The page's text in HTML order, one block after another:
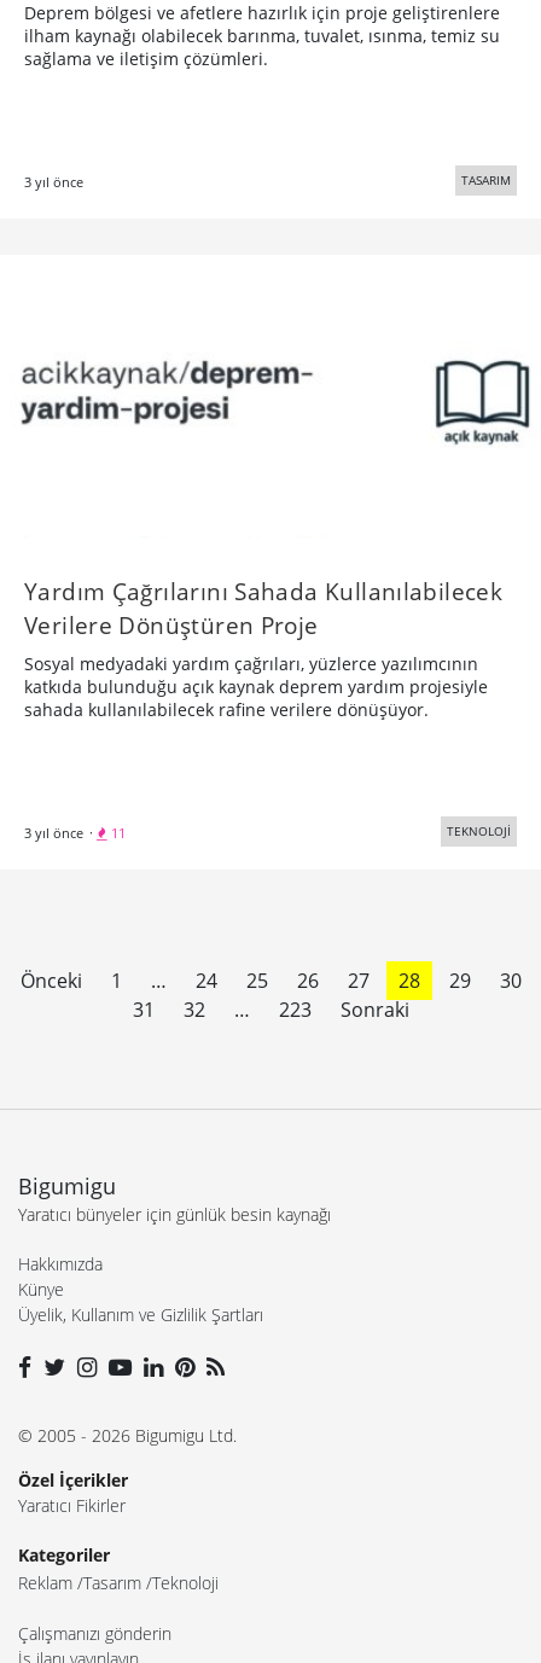
Deprem bölgesi ve afetlere hazırlık için proje geliştirenlere
ilham kaynağı olabilecek barınma, tuvalet, ısınma, temiz su
sağlama ve iletişim çözümleri.
3 yıl önce TASARIM
Yardım Çağrılarını Sahada Kullanılabilecek
Verilere Dönüştüren Proje
Sosyal medyadaki yardım çağrıları, yüzlerce yazılımcının
katkıda bulunduğu açık kaynak deprem yardım projesiyle
sahada kullanılabilecek rafine verilere dönüşüyor.
3 yıl önce · 11 TEKNOLOJİ
Önceki 1 … 24 25 26 27 28 29
30
31
32 … 223 Sonraki
Bigumigu
Yaratıcı bünyeler için günlük besin kaynağı
Hakkımızda
Künye
Üyelik, Kullanım ve Gizlilik Şartları
© 2005 - 2026 Bigumigu Ltd.
Özel İçerikler
Yaratıcı Fikirler
Kategoriler
Reklam Tasarım Teknoloji
Çalışmanızı gönderin
İş ilanı yayınlayın